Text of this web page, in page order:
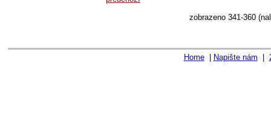
zobrazeno 341-360
Home| Napište nám